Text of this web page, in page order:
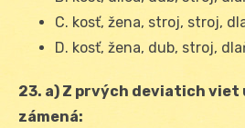
C. kosť, žena, stroj, stroj,
D. kosť, žena, dub, stroj,
23. a) Z prvých deviatich viet
zámená: